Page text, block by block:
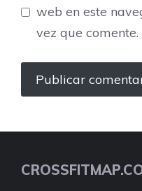
web en este
vez que comente.